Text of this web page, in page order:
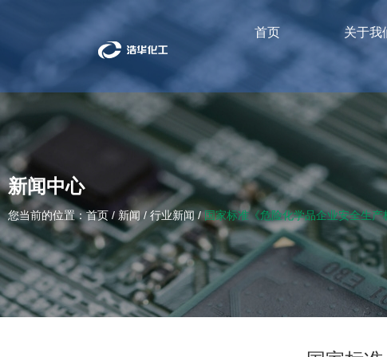
首页 关于我
新闻中心
您当前的位置：首页 / 新闻 / 行业新闻 /国家标准《危险化学品企业安全生产